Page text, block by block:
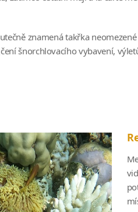
znamená takřka
šnorchlovacího vybavení,